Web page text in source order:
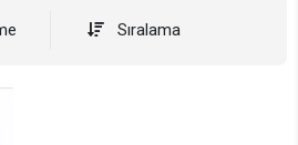
Sıralama